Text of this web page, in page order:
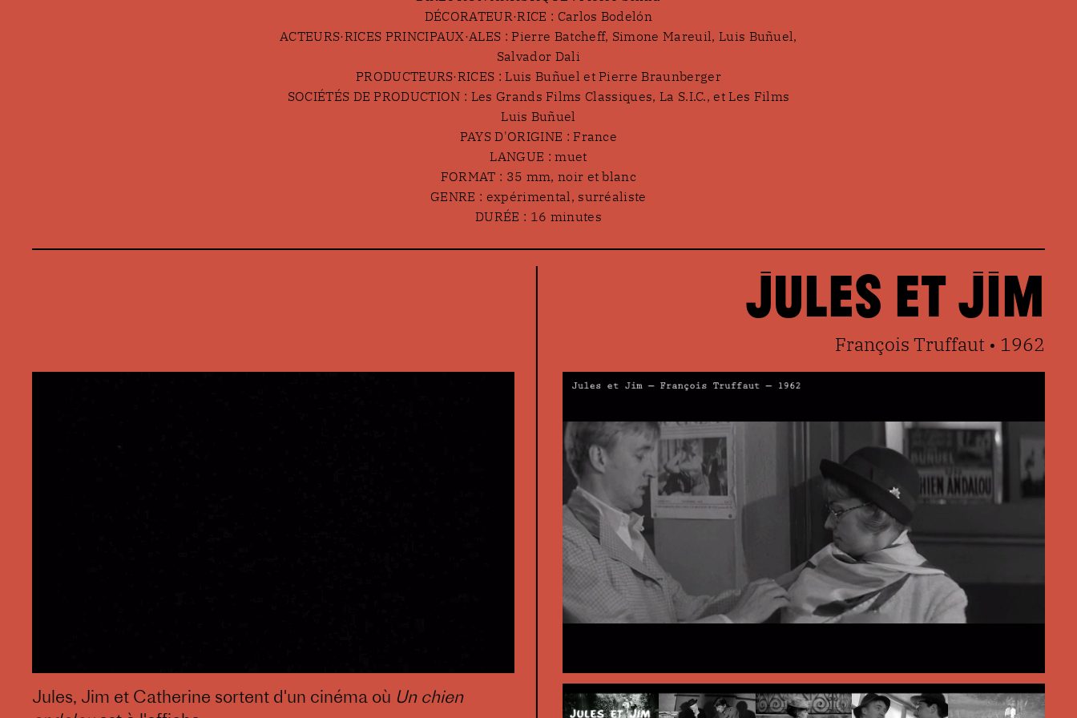
DÉCORATEUR·RICE : Carlos Bodelón
ACTEURS·RICES PRINCIPAUX·ALES : Pierre Batcheff, Simone Mareuil, Luis Buñuel,
Salvador Dali
PRODUCTEURS·RICES : Luis Buñuel et Pierre Braunberger
SOCIÉTÉS DE PRODUCTION : Les Grands Films Classiques, La S.I.C., et Les Films
Luis Buñuel
PAYS D'ORIGINE : France
LANGUE : muet
FORMAT : 35 mm, noir et blanc
GENRE : expérimental, surréaliste
DURÉE : 16 minutes
Jules et Jim
François Truffaut • 1962
Jules, Jim et Catherine sortent d'un cinéma où Un chien